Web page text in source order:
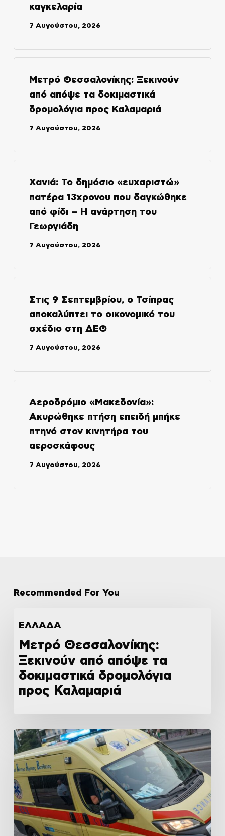
καγκελαρία
7 Αυγούστου, 2026
Μετρό Θεσσαλονίκης: Ξεκινούν
από απόψε τα δοκιμαστικά
δρομολόγια προς Καλαμαριά
7 Αυγούστου, 2026
Χανιά: Το δημόσιο «ευχαριστώ»
πατέρα 13χρονου που δαγκώθηκε
από φίδι – Η ανάρτηση του
Γεωργιάδη
7 Αυγούστου, 2026
Στις 9 Σεπτεμβρίου, ο Τσίπρας
αποκαλύπτει το οικονομικό του
σχέδιο στη ΔΕΘ
7 Αυγούστου, 2026
Αεροδρόμιο «Μακεδονία»:
Ακυρώθηκε πτήση επειδή μπήκε
πτηνό στον κινητήρα του
αεροσκάφους
7 Αυγούστου, 2026
Recommended For You
ΕΛΛΑΔΑ
Μετρό Θεσσαλονίκης:
Ξεκινούν από απόψε τα
δοκιμαστικά δρομολόγια
προς Καλαμαριά